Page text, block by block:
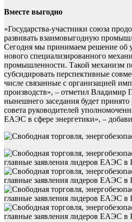
Вместе выгодно
«Государства-участники союза
развивать взаимовыгодную
Сегодня мы принимаем решение
нового специализированного
промышленности. Такой механизм
субсидировать перспективные
числе связанные с организацией
производств», – отметил Владимир
нынешнего заседания будет
совета руководителей
ЕАЭС в сфере энергетики», –